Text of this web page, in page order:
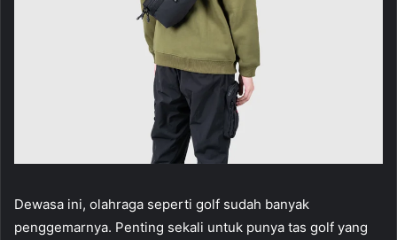
Dewasa ini, olahraga seperti golf sudah banyak
penggemarnya. Penting sekali untuk punya tas golf yang